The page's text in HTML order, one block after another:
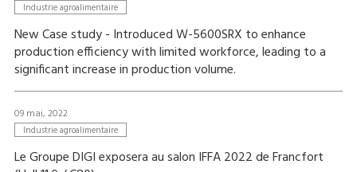
Industrie agroalimentaire
New Case study - Introduced W-5600SRX to enhance
production efficiency with limited workforce, leading to a
significant increase in production volume.
09 mai, 2022
Industrie agroalimentaire
Le Groupe DIGI exposera au salon IFFA 2022 de Francfort